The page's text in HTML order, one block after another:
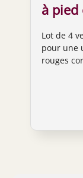
à
516 ml
Lot de 4
pour une
rouges
titane et
aux